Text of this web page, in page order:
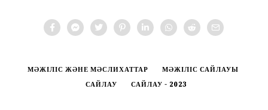
МӘЖІЛІС ЖӘНЕ МӘСЛИХАТТАР
МӘЖІЛІС САЙЛАУЫ
САЙЛАУ
САЙЛАУ - 2023